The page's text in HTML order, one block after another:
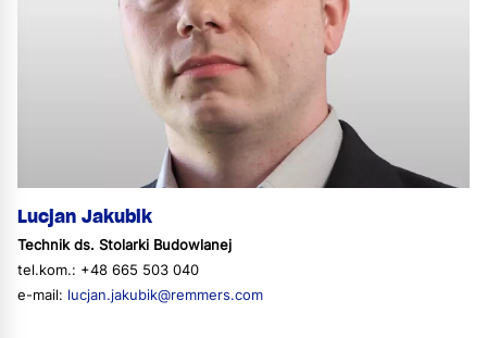
Lucjan Jakubik
Technik ds. Stolarki Budowlanej
tel.kom.: +48 665 503 040
e-mail: lucjan.jakubik@remmers.com